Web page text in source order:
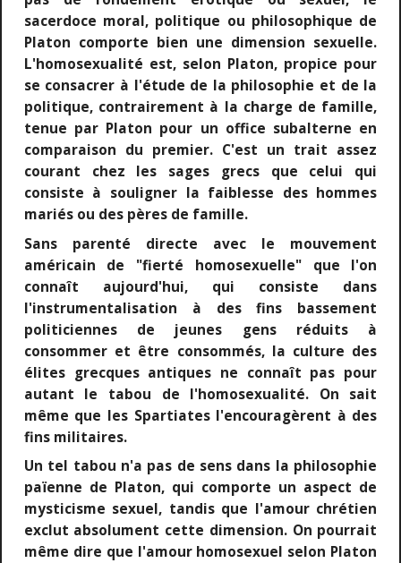
sacerdoce moral, politique ou philosophique de
Platon comporte bien une dimension sexuelle.
L'homosexualité est, selon Platon, propice pour
se consacrer à l'étude de la philosophie et de la
politique, contrairement à la charge de famille,
tenue par Platon pour un office subalterne en
comparaison du premier. C'est un trait assez
courant chez les sages grecs que celui qui
consiste à souligner la faiblesse des hommes
mariés ou des pères de famille.
Sans parenté directe avec le mouvement
américain de "fierté homosexuelle" que l'on
connaît aujourd'hui, qui consiste dans
l'instrumentalisation à des fins bassement
politiciennes de jeunes gens réduits à
consommer et être consommés, la culture des
élites grecques antiques ne connaît pas pour
autant le tabou de l'homosexualité. On sait
même que les Spartiates l'encouragèrent à des
fins militaires.
Un tel tabou n'a pas de sens dans la philosophie
païenne de Platon, qui comporte un aspect de
mysticisme sexuel, tandis que l'amour chrétien
exclut absolument cette dimension. On pourrait
même dire que l'amour homosexuel selon Platon